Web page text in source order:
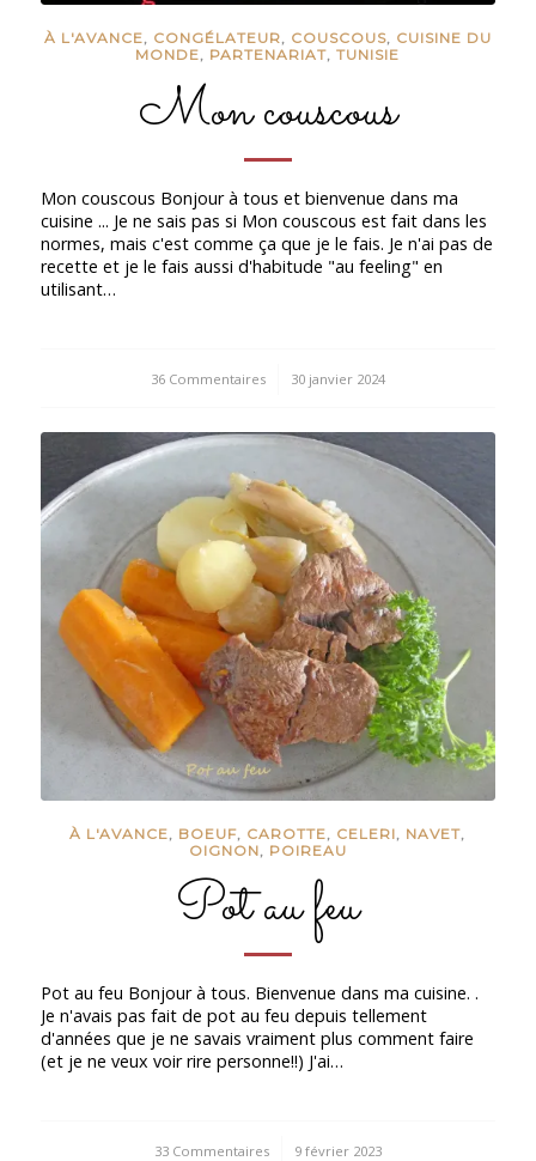
À L'AVANCE, CONGÉLATEUR, COUSCOUS, CUISINE DU
MONDE, PARTENARIAT,TUNISIE
Mon couscous
Mon couscous Bonjour à tous et bienvenue dans ma
cuisine ... Je ne sais pas si Mon couscous est fait dans les
normes, mais c'est comme ça que je le fais. Je n'ai pas de
recette et je le fais aussi d'habitude "au feeling" en
utilisant…
36 Commentaires
/ 30 janvier 2024
À L'AVANCE, BOEUF, CAROTTE, CELERI, NAVET,
OIGNON, POIREAU
Pot au feu
Pot au feu Bonjour à tous. Bienvenue dans ma cuisine. .
Je n'avais pas fait de pot au feu depuis tellement
d'années que je ne savais vraiment plus comment faire
(et je ne veux voir rire personne!!) J'ai…
33 Commentaires
/ 9 février 2023